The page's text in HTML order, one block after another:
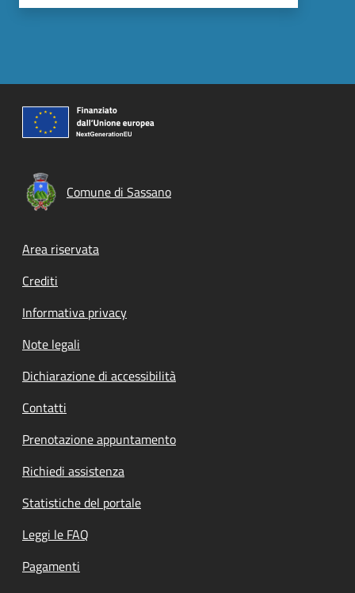
Comune di Sassano
Footer menu
Area riservata
Crediti
Informativa privacy
Note legali
Dichiarazione di accessibilità
Contatti
Prenotazione appuntamento
Richiedi assistenza
Statistiche del portale
Leggi le FAQ
Pagamenti